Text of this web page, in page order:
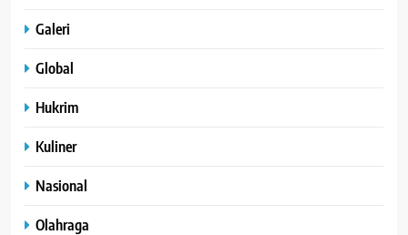
Galeri
Global
Hukrim
Kuliner
Nasional
Olahraga